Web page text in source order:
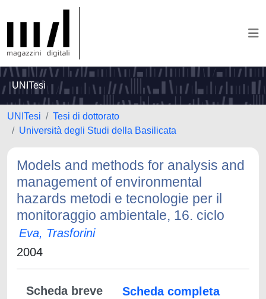
UNITesi
UNITesi
Tesi di dottorato
Università degli Studi della Basilicata
Models and methods for analysis and
management of environmental
hazards metodi e tecnologie per il
monitoraggio ambientale, 16. ciclo
Eva, Trasforini
2004
Scheda breve
Scheda completa